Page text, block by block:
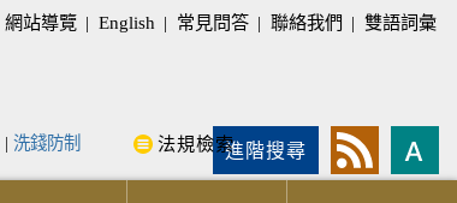
網站導覽 | English | 常見問答 | 聯絡我們 | 雙語詞彙
進階搜尋
| 洗錢防制 法規檢索